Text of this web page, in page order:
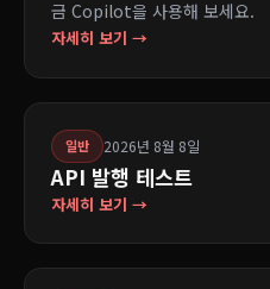
금 Copilot을 사용해 보세요.
자세히 보기 →
일반 2026년 8월 8일
API 발행 테스트
자세히 보기 →